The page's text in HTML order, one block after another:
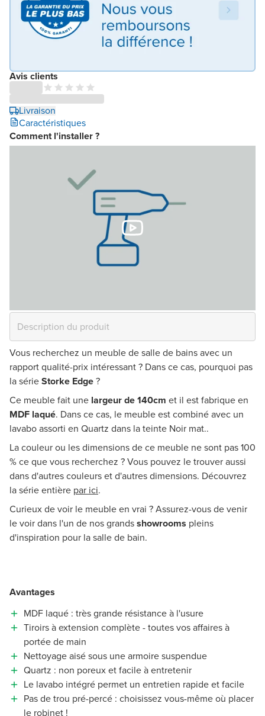
Avis clients
Livraison
Caractéristiques
Comment l'installer ?
Vous recherchez un meuble de salle de bains avec un
rapport qualité-prix intéressant ? Dans ce cas, pourquoi pas
la sérieStorke Edge?
Ce meuble fait une largeur de 140cm et il est fabrique en
MDF laqué. Dans ce cas, le meuble est combiné avec un
lavabo assorti en Quartz dans la teinte Noir mat..
La couleur ou les dimensions de ce meuble ne sont pas 100
% ce que vous recherchez ? Vous pouvez le trouver aussi
dans d'autres couleurs et d'autres dimensions. Découvrez
la série entière par ici.
Curieux de voir le meuble en vrai ? Assurez-vous de venir
le voir dans l'un de nos grandsshowrooms pleins
d'inspiration pour la salle de bain.
Avantages
MDF laqué : très grande résistance à l'usure
Tiroirs à extension complète - toutes vos affaires à
portée de main
Nettoyage aisé sous une armoire suspendue
Quartz : non poreux et facile à entretenir
Le lavabo intégré permet un entretien rapide et facile
Pas de trou pré-percé : choisissez vous-même où placer
le robinet !